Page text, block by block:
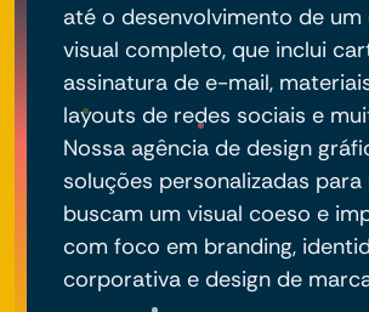
até o desenvolvimento de um
visual completo, que inclui
assinatura de e-mail,
layouts de redes sociais e
Nossa agência de design
soluções personalizadas
buscam um visual coeso e
com foco em branding,
corporativa e design de